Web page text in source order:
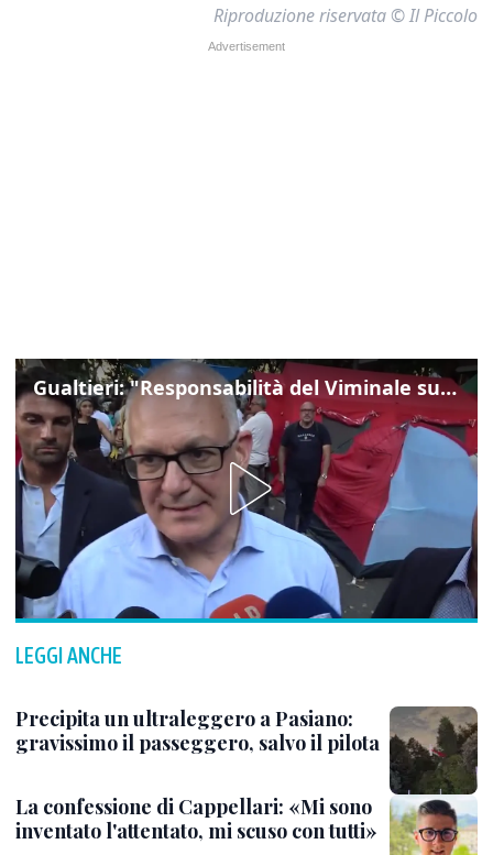
Riproduzione riservata © Il Piccolo
Gualtieri: "Responsabilità del Viminale su Spin Time? La posizione dei partiti è nota"
LEGGI ANCHE
Precipita un ultraleggero a Pasiano:
gravissimo il passeggero, salvo il pilota
La confessione di Cappellari: «Mi sono
inventato l'attentato, mi scuso con tutti»